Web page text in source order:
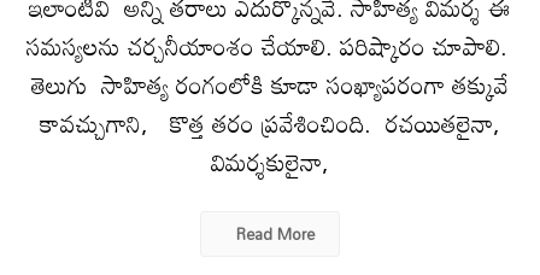
స‌మ‌స్య‌ల‌ను చ‌ర్చ‌నీయాంశం చేయాలి. ప‌రిష్కారం చూపాలి.
తెలుగు సాహిత్య రంగంలోకి కూడా సంఖ్యాప‌రంగా త‌క్కువే
కావ‌చ్చుగాని, కొత్త తరం ప్రవేశించింది. ర‌చ‌యిత‌లైనా,
విమ‌ర్శ‌కులైనా,
Read More